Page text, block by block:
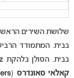
שלושת השירים
בבית. המתמודד
בבית. הסולן בלהקת
קאלאי סאונדרס (